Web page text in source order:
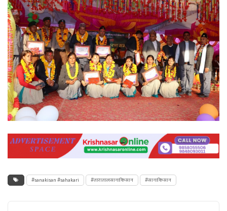
#sanakisan #sahakari #तारातालसानाकिसान #सानाकिसान